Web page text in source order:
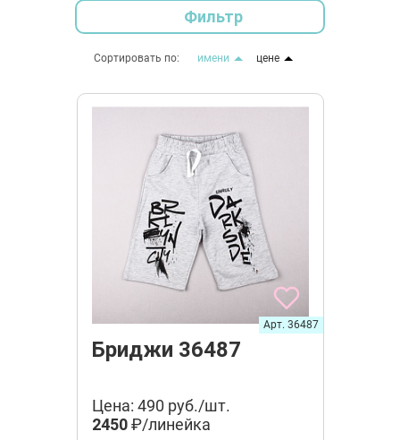
Фильтр
Сортировать по: имени цене
Бриджи 36487
Арт. 36487
Цена: 490 руб./шт.
2450₽/линейка